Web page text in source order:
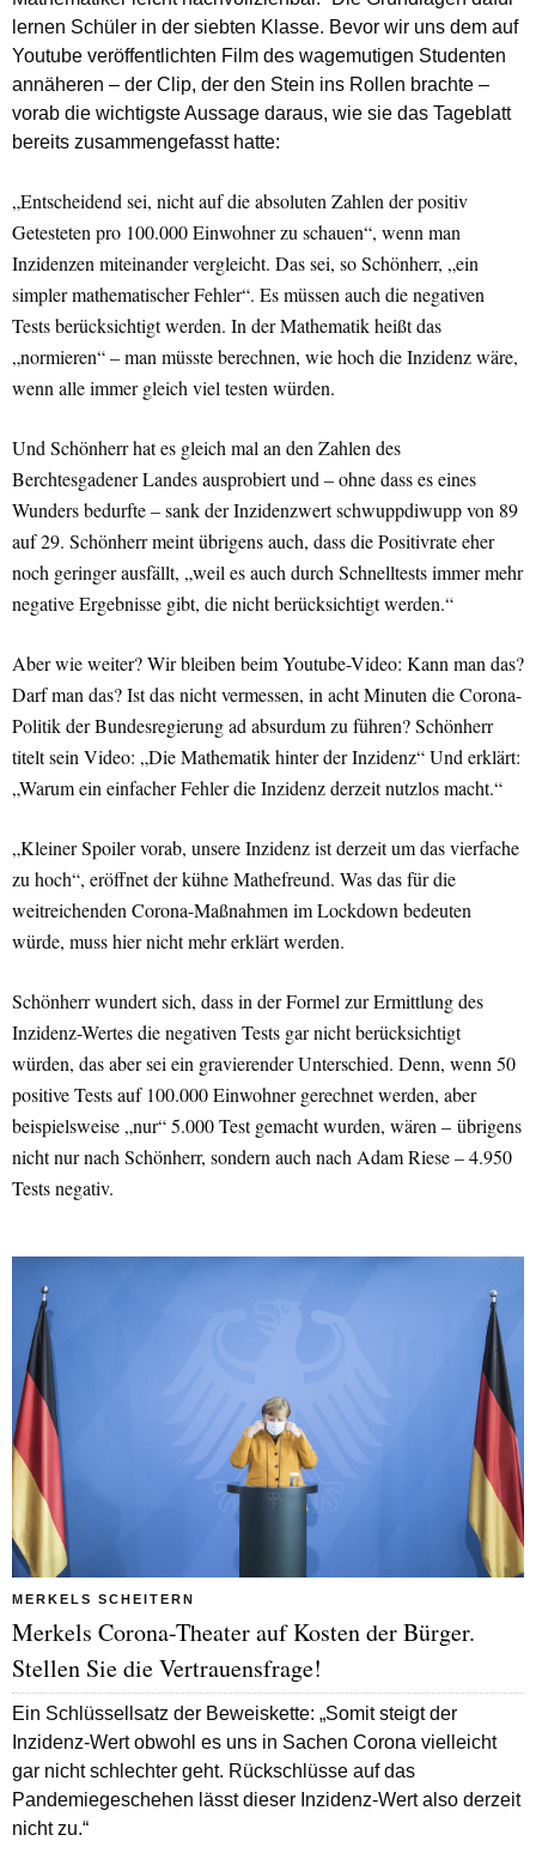
lernen Schüler in der siebten Klasse. Bevor wir uns dem auf
Youtube veröffentlichten Film des wagemutigen Studenten
annäheren – der Clip, der den Stein ins Rollen brachte –
vorab die wichtigste Aussage daraus, wie sie das Tageblatt
bereits zusammengefasst hatte:
„Entscheidend sei, nicht auf die absoluten Zahlen der positiv
Getesteten pro 100.000 Einwohner zu schauen“, wenn man
Inzidenzen miteinander vergleicht. Das sei, so Schönherr, „ein
simpler mathematischer Fehler“. Es müssen auch die negativen
Tests berücksichtigt werden. In der Mathematik heißt das
„normieren“ – man müsste berechnen, wie hoch die Inzidenz wäre,
wenn alle immer gleich viel testen würden.
Und Schönherr hat es gleich mal an den Zahlen des
Berchtesgadener Landes ausprobiert und – ohne dass es eines
Wunders bedurfte – sank der Inzidenzwert schwuppdiwupp von 89
auf 29. Schönherr meint übrigens auch, dass die Positivrate eher
noch geringer ausfällt, „weil es auch durch Schnelltests immer mehr
negative Ergebnisse gibt, die nicht berücksichtigt werden.“
Aber wie weiter? Wir bleiben beim Youtube-Video: Kann man das?
Darf man das? Ist das nicht vermessen, in acht Minuten die Corona-
Politik der Bundesregierung ad absurdum zu führen? Schönherr
titelt sein Video: „Die Mathematik hinter der Inzidenz“ Und erklärt:
„Warum ein einfacher Fehler die Inzidenz derzeit nutzlos macht.“
„Kleiner Spoiler vorab, unsere Inzidenz ist derzeit um das vierfache
zu hoch“, eröffnet der kühne Mathefreund. Was das für die
weitreichenden Corona-Maßnahmen im Lockdown bedeuten
würde, muss hier nicht mehr erklärt werden.
Schönherr wundert sich, dass in der Formel zur Ermittlung des
Inzidenz-Wertes die negativen Tests gar nicht berücksichtigt
würden, das aber sei ein gravierender Unterschied. Denn, wenn 50
positive Tests auf 100.000 Einwohner gerechnet werden, aber
beispielsweise „nur“ 5.000 Test gemacht wurden, wären – übrigens
nicht nur nach Schönherr, sondern auch nach Adam Riese – 4.950
Tests negativ.
MERKELS SCHEITERN
Merkels Corona-Theater auf Kosten der Bürger.
Stellen Sie die Vertrauensfrage!
Ein Schlüssellsatz der Beweiskette: „Somit steigt der
Inzidenz-Wert obwohl es uns in Sachen Corona vielleicht
gar nicht schlechter geht. Rückschlüsse auf das
Pandemiegeschehen lässt dieser Inzidenz-Wert also derzeit
nicht zu.“